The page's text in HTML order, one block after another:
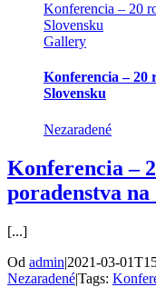
Konferencia – 20
Slovensku
Gallery
Konferencia – 20
Slovensku
Nezaradené
Konferencia –
poradenstva na
[...]
Od admin|2021-03-
Nezaradené|Tags: